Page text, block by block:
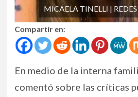
MICAELA TINELLI | REDES
Compartir en:
En medio de la interna
comentó sobre las críticas